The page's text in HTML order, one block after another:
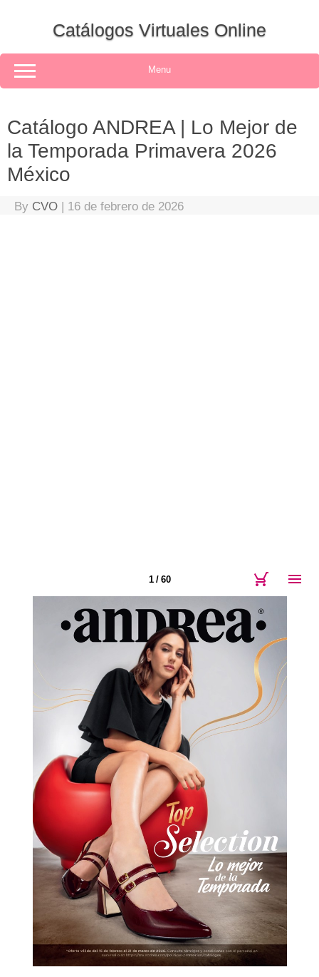
Catálogos Virtuales Online
Menu
Catálogo ANDREA | Lo Mejor de
la Temporada Primavera 2026
México
By CVO | 16 de febrero de 2026